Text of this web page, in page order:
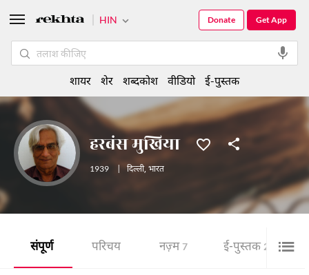
हरबंस मुखिया
1939 दिल्ली, भारत
संपूर्ण परिचय नज़्म 7 ई-पुस्तक 2
HIN Get App
Donate
शायर शेर शब्दकोश वीडियो ई-पुस्तक